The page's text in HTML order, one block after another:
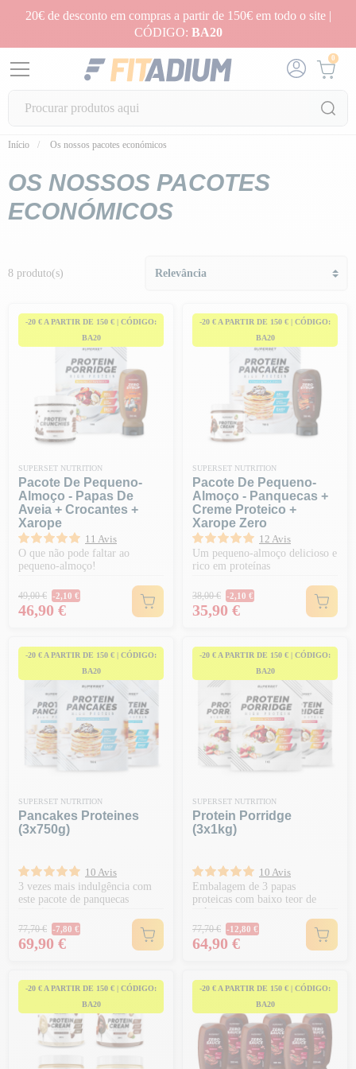
20€ de desconto em compras a partir de 150€ em todo o site |
CÓDIGO: BA20
0
Início Os nossos pacotes económicos
OS NOSSOS PACOTES
ECONÓMICOS
8 produto(s)
-20 € A PARTIR DE 150 € | CÓDIGO:
BA20
SUPERSET NUTRITION
Pacote De Pequeno-
Almoço - Papas De
Aveia + Crocantes +
Xarope
11 Avis
O que não pode faltar ao
pequeno-almoço!
Preço normal
49,00 € -2,10 €
Preço
46,90 €
-20 € A PARTIR DE 150 € | CÓDIGO:
BA20
SUPERSET NUTRITION
Pacote De Pequeno-
Almoço - Panquecas +
Creme Proteico +
Xarope Zero
12 Avis
Um pequeno-almoço delicioso e
rico em proteínas
Preço normal
38,00 € -2,10 €
Preço
35,90 €
-20 € A PARTIR DE 150 € | CÓDIGO:
BA20
SUPERSET NUTRITION
Pancakes Proteines
(3x750g)
10 Avis
3 vezes mais indulgência com
este pacote de panquecas
Preço normal
77,70 € -7,80 €
Preço
69,90 €
-20 € A PARTIR DE 150 € | CÓDIGO:
BA20
SUPERSET NUTRITION
Protein Porridge
(3x1kg)
10 Avis
Embalagem de 3 papas
proteicas com baixo teor de
açúcar
Preço normal
77,70 € -12,80 €
Preço
64,90 €
-20 € A PARTIR DE 150 € | CÓDIGO:
BA20
-20 € A PARTIR DE 150 € | CÓDIGO:
BA20